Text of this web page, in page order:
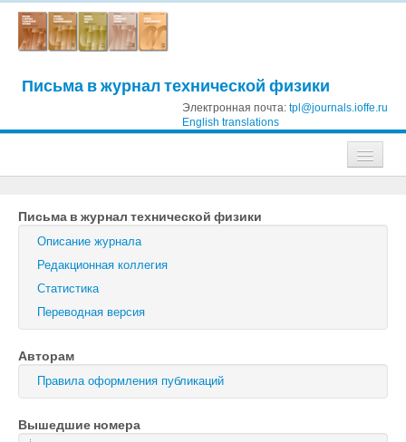
Письма в журнал технической физики
Электронная почта: tpl@journals.ioffe.ru
English translations
Журнал технической физики
Письма в Журнал технической физики
Физика твердого тела
Физика и техника полупроводников
Оптика и спектроскопия
Поиск
Войти
Письма в журнал технической физики
Описание журнала
Редакционная коллегия
Статистика
Переводная версия
Авторам
Правила оформления публикаций
Вышедшие номера